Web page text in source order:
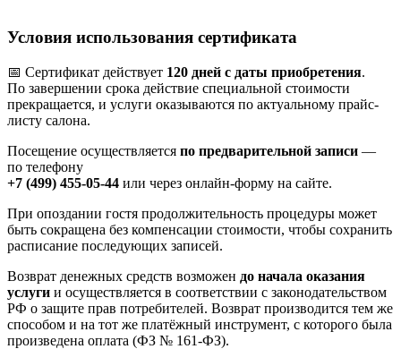
Условия использования сертификата
📅 Сертификат действует 120 дней с даты приобретения.
По завершении срока действие специальной стоимости
прекращается, и услуги оказываются по актуальному прайс-
листу салона.
Посещение осуществляется по предварительной записи —
по телефону
+7 (499) 455-05-44 или через онлайн-форму на сайте.
При опоздании гостя продолжительность процедуры может
быть сокращена без компенсации стоимости, чтобы сохранить
расписание последующих записей.
Возврат денежных средств возможен до начала оказания
услуги и осуществляется в соответствии с законодательством
РФ о защите прав потребителей. Возврат производится тем же
способом и на тот же платёжный инструмент, с которого была
произведена оплата (ФЗ № 161-ФЗ).